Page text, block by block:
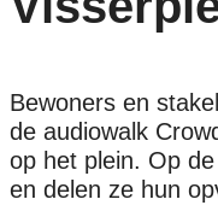
Bewoners en
de audiowalk
op het plein. Op
en delen ze hun